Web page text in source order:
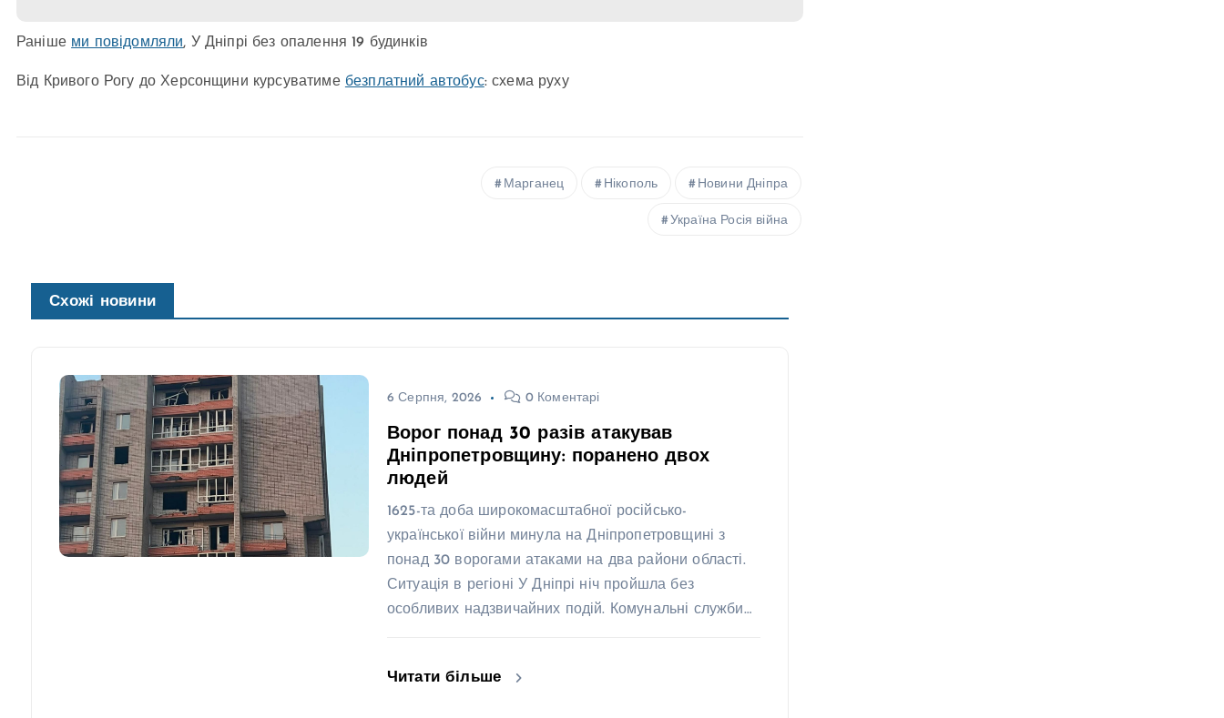
Раніше ми повідомляли, У Дніпрі без опалення 19 будинків
Від Кривого Рогу до Херсонщини курсуватиме безплатний автобус: схема руху
Марганец Нікополь Новини Дніпра
Україна Росія війна
Схожі новини
6 Серпня, 2026 0 Коментарі
Ворог понад 30 разів атакував
Дніпропетровщину: поранено двох
людей
1625-та доба широкомасштабної російсько-
української війни минула на Дніпропетровщині з
понад 30 ворогами атаками на два райони області.
Ситуація в регіоні У Дніпрі ніч пройшла без
особливих надзвичайних подій. Комунальні служби…
Читати більше